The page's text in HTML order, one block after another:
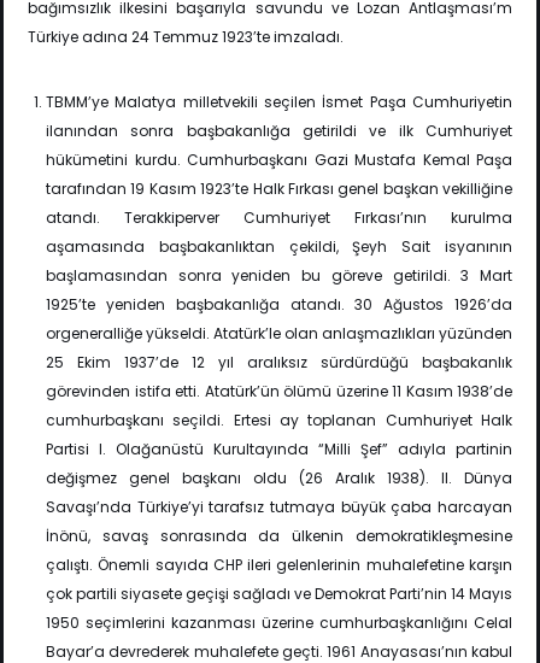
bağımsızlık ilkesini başarıyla savundu ve Lozan Antlaşması’m
Türkiye adına 24 Temmuz 1923’te imzaladı.
TBMM’ye Malatya milletvekili seçilen İsmet Paşa Cumhuriyetin
ilanından sonra başbakanlığa getirildi ve ilk Cumhuriyet
hükümetini kurdu. Cumhurbaşkanı Gazi Mustafa Kemal Paşa
tarafından 19 Kasım 1923’te Halk Fırkası genel başkan vekilliğine
atandı. Terakkiperver Cumhuriyet Fırkası’nın kurulma
aşamasında başbakanlıktan çekildi, Şeyh Sait isyanının
başlamasından sonra yeniden bu göreve getirildi. 3 Mart
1925’te yeniden başbakanlığa atandı. 30 Ağustos 1926’da
orgeneralliğe yükseldi. Atatürk’le olan anlaşmazlıkları yüzünden
25 Ekim 1937’de 12 yıl aralıksız sürdürdüğü başbakanlık
görevinden istifa etti. Atatürk’ün ölümü üzerine 11 Kasım 1938’de
cumhurbaşkanı seçildi. Ertesi ay toplanan Cumhuriyet Halk
Partisi I. Olağanüstü Kurultayında “Milli Şef” adıyla partinin
değişmez genel başkanı oldu (26 Aralık 1938). II. Dünya
Savaşı’nda Türkiye’yi tarafsız tutmaya büyük çaba harcayan
İnönü, savaş sonrasında da ülkenin demokratikleşmesine
çalıştı. Önemli sayıda CHP ileri gelenlerinin muhalefetine karşın
çok partili siyasete geçişi sağladı ve Demokrat Parti’nin 14 Mayıs
1950 seçimlerini kazanması üzerine cumhurbaşkanlığını Celal
Bayar’a devrederek muhalefete geçti. 1961 Anayasası’nın kabul